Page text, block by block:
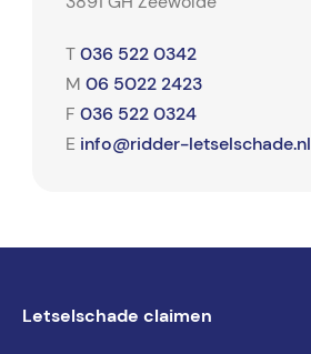
T 036 522 0342
M 06 5022 2423
F 036 522 0324
E info@ridder-letselschade.nl
Letselschade claimen